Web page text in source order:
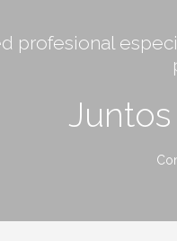
profesional